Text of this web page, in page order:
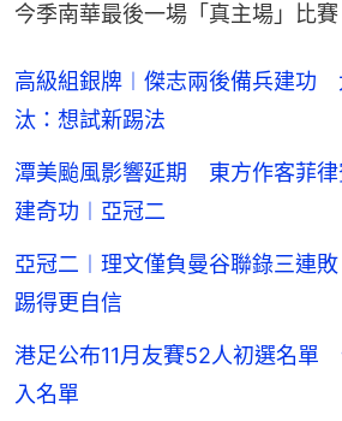
今季南華最後一場「真主場」比賽
高級組銀牌︱傑志兩後備兵建功
汰：想試新踢法
潭美颱風影響延期 東方作客菲
建奇功︱亞冠二
亞冠二︱理文僅負曼谷聯錄三連
踢得更自信
港足公布11月友賽52人初選名單
入名單